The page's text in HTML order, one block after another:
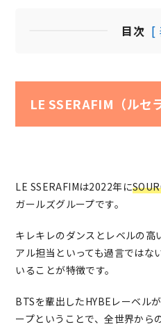
目次 [
LE SSERAFIM（ルセ
LE SSERAFIMは2022年に
ガールズグループです。
キレキレのダンスとレベルの高
アル担当といっても過言ではな
いることが特徴です。
BTSを輩出したHYBEレーベル
ープということで、全世界から